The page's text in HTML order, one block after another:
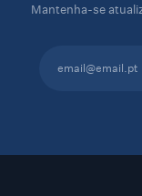
Mantenha-se